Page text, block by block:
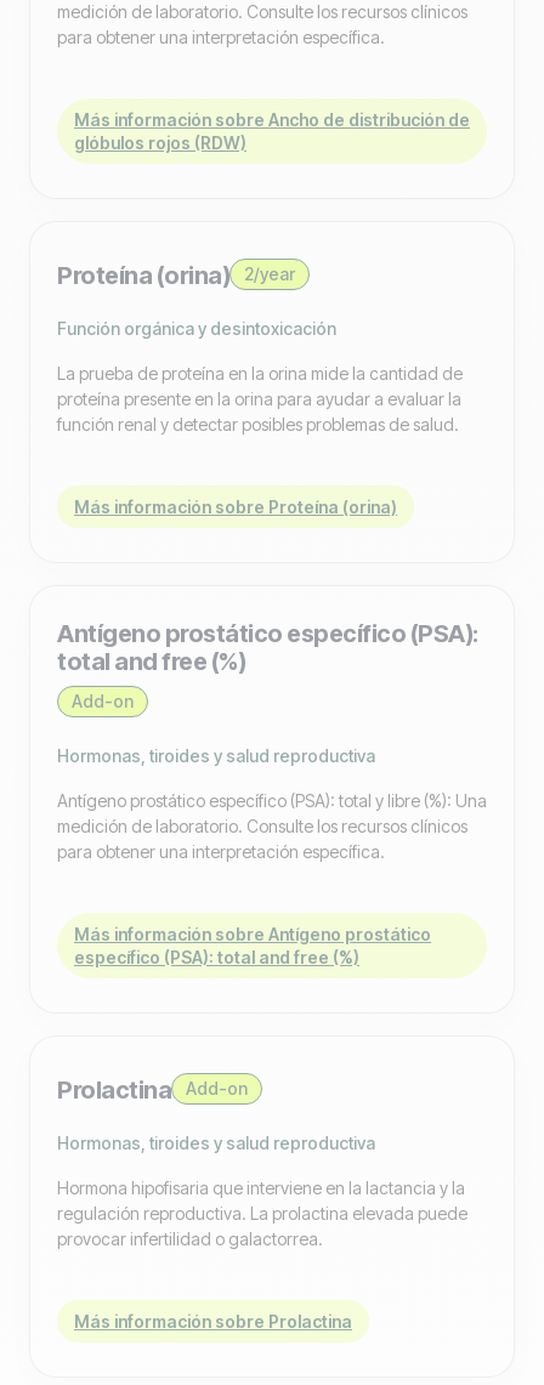
medición de laboratorio. Consulte los recursos clínicos
para obtener una interpretación específica.
Más información sobre Ancho de distribución de
glóbulos rojos (RDW)
Proteína (orina) 2/year
Función orgánica y desintoxicación
La prueba de proteína en la orina mide la cantidad de
proteína presente en la orina para ayudar a evaluar la
función renal y detectar posibles problemas de salud.
Más información sobre Proteína (orina)
Antígeno prostático específico (PSA):
total and free (%)
Add-on
Hormonas, tiroides y salud reproductiva
Antígeno prostático específico (PSA): total y libre (%): Una
medición de laboratorio. Consulte los recursos clínicos
para obtener una interpretación específica.
Más información sobre Antígeno prostático
específico (PSA): total and free (%)
Prolactina Add-on
Hormonas, tiroides y salud reproductiva
Hormona hipofisaria que interviene en la lactancia y la
regulación reproductiva. La prolactina elevada puede
provocar infertilidad o galactorrea.
Más información sobre Prolactina